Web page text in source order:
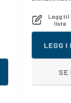
Legg til i
liste
LEGG I
SE